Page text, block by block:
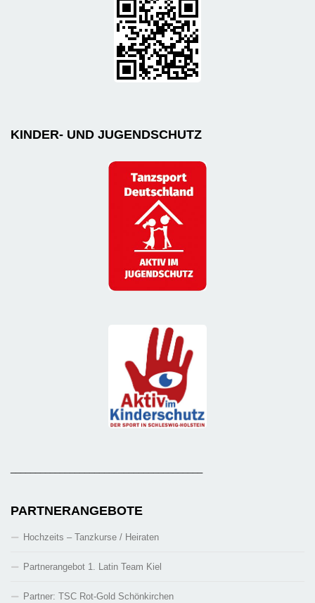
KINDER- UND JUGENDSCHUTZ
PARTNERANGEBOTE
Hochzeits – Tanzkurse / Heiraten
Partnerangebot 1. Latin Team Kiel
Partner: TSC Rot-Gold Schönkirchen